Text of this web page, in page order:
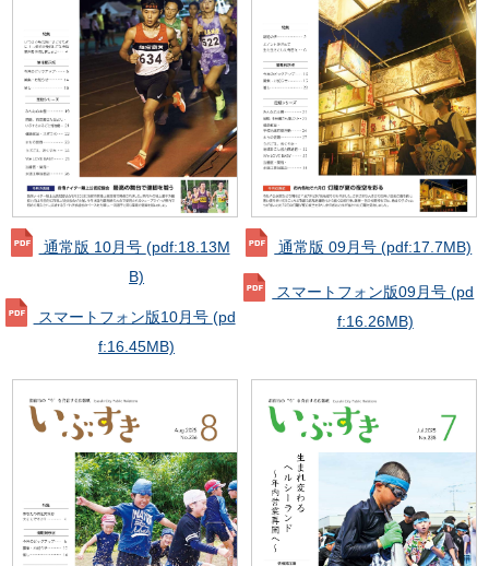
通常版 10月号 (pdf:18.13M
B)
スマートフォン版10月号 (pd
f:16.45MB)
通常版 09月号(pdf:17.7MB)
スマートフォン版09月号(pd
f:16.26MB)